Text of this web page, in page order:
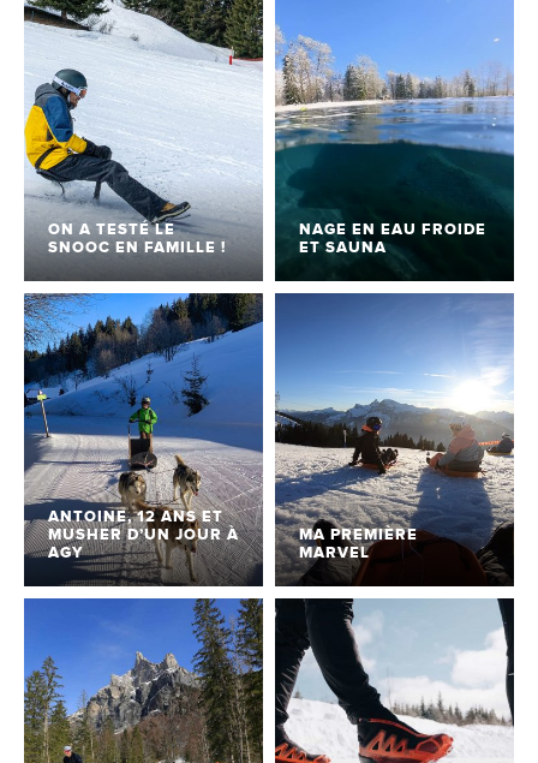
ON A TESTÉ LE
SNOOC EN FAMILLE !
NAGE EN EAU FROIDE
ET SAUNA
ANTOINE, 12 ANS ET
MUSHER D’UN JOUR À
AGY
MA PREMIÈRE
MARVEL